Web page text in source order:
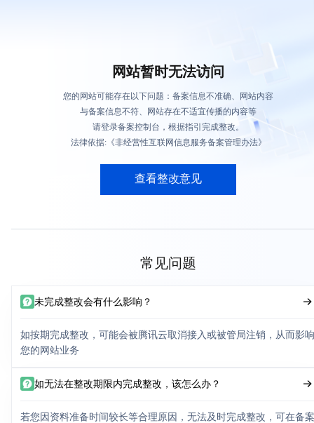
网站暂时无法访问
您的网站可能存在以下问题：备案信息不准确、网站内容
与备案信息不符、网站存在不适宜传播的内容等
请登录备案控制台，根据指引完成整改。
法律依据:《非经营性互联网信息服务备案管理办法》
查看整改意见
常见问题
未完成整改会有什么影响？
如按期完成整改，可能会被腾讯云取消接入或被管局注销，从而影响
您的网站业务
如无法在整改期限内完成整改，该怎么办？
若您因资料准备时间较长等合理原因，无法及时完成整改，可在备案